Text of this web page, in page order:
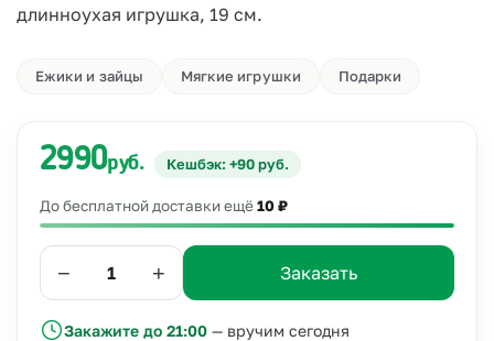
длинноухая игрушка, 19 см.
Ежики и зайцы Мягкие игрушки Подарки
2990руб. Кешбэк: +90 руб.
До бесплатной доставки ещё10 ₽
− + Заказать
Закажите до 21:00 — вручим сегодня